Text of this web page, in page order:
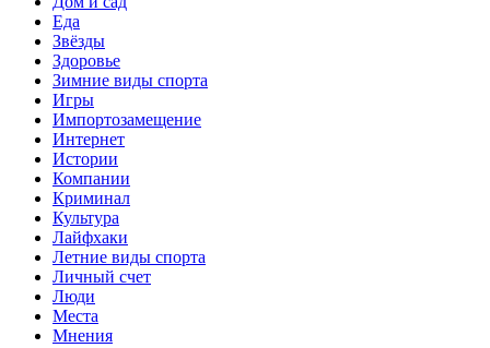
Еда
Звёзды
Здоровье
Зимние виды спорта
Игры
Импортозамещение
Интернет
Истории
Компании
Криминал
Культура
Лайфхаки
Летние виды спорта
Личный счет
Люди
Места
Мнения